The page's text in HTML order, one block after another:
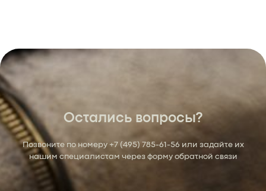
Остались вопросы?
Позвоните по номеру +7 (495) 785-61-56 или задайте их
нашим специалистам через форму обратной связи